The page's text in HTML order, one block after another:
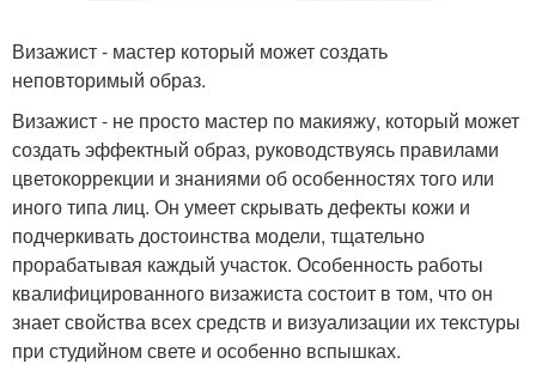
Визажист - мастер который может создать
неповторимый образ.
Визажист - не просто мастер по макияжу, который может
создать эффектный образ, руководствуясь правилами
цветокоррекции и знаниями об особенностях того или
иного типа лиц. Он умеет скрывать дефекты кожи и
подчеркивать достоинства модели, тщательно
прорабатывая каждый участок. Особенность работы
квалифицированного визажиста состоит в том, что он
знает свойства всех средств и визуализации их текстуры
при студийном свете и особенно вспышках.